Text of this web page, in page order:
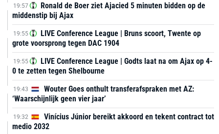
19:57
Ronald de Boer ziet Ajacied 5 minuten bidden op de
middenstip bij Ajax
19:55
LIVE Conference League | Bruns scoort, Twente op
grote voorsprong tegen DAC 1904
19:55
LIVE Conference League | Godts laat na om Ajax op 4-
0 te zetten tegen Shelbourne
19:43
Wouter Goes onthult transferafspraken met AZ:
‘Waarschijnlijk geen vier jaar’
19:32
Vinícius Júnior bereikt akkoord en tekent contract tot
medio 2032